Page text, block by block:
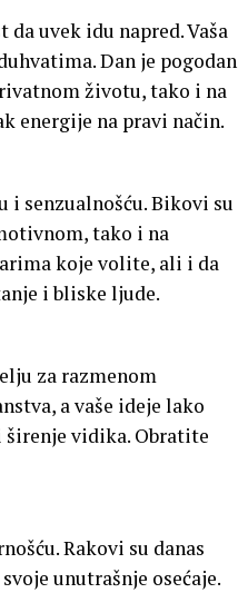
uvek idu napred. Vaša
Dan je pogodan
životu, tako i na
energije na pravi način.
i senzualnošću. Bikovi su
tako i na
koje volite, ali i da
i bliske ljude.
za razmenom
a vaše ideje lako
širenje vidika. Obratite
Rakovi su danas
unutrašnje osećaje.